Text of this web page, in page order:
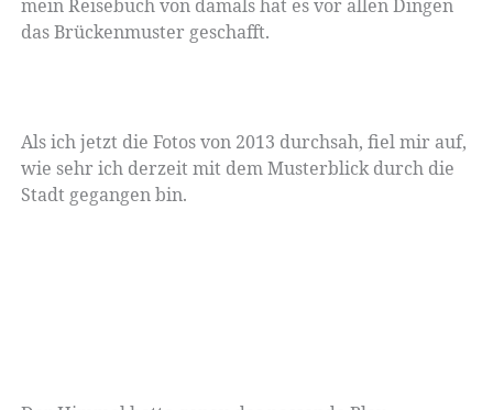
mein Reisebuch von damals hat es vor allen Dingen
das Brückenmuster geschafft.
Als ich jetzt die Fotos von 2013 durchsah, fiel mir auf,
wie sehr ich derzeit mit dem Musterblick durch die
Stadt gegangen bin.